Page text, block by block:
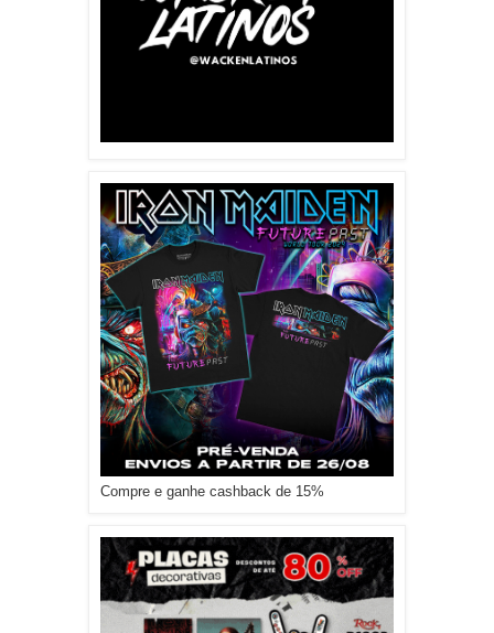
Compre e ganhe cashback de 15%